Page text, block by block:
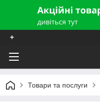
+
Товари та послуги